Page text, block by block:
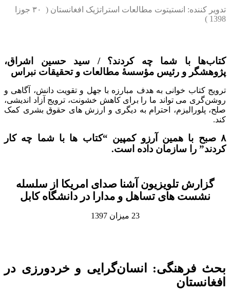
تدویر کننده: انستیتوت مطالعات استراتژیک افغانستان ( ۳۰ جوزا
1398 )
کتاب‌ها با شما چه کردند؟ /
سید حسین اشراق،
پژوهشگر و رئیس مؤسسۀ مطالعات و تحقیقات نبراس
ترویج کتاب‌ خوانی به هدف مبارزه با جهل و تقویت دانش، آگاهی و
روشن‌گری می ‌تواند ما را برای کاهش خشونت، ترویج آزاد اندیشی،
صلح، پلورالیزم، احترام به دیگری و ارزش ‌های حقوق بشری کمک
کند.
۸ صبح با همین آرزو کمپین “کتاب‌ ها با شما چه کار
کردند” را سازمان داده است.
گزارش تلویزیون آشنا صدای امریکا از سلسله
نشست های تساهل و مدارا در دانشگاه کابل
23 میزان 1397
بحث فرهنگی: انسان‌گرایی و خردورزی در
افغانستان